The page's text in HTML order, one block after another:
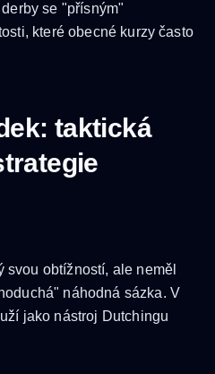
se "přísným"
které obecné kurzy často
taktická
svou obtížností, ale neměl
náhodná sázka. V
jako nástroj Dutchingu